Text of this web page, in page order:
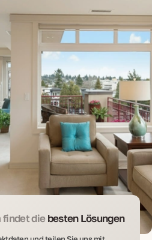
findet diebesten Lösungen